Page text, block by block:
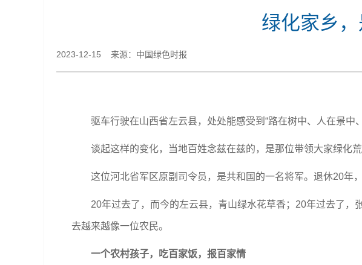
绿化家乡
2023-12-15 来源：中国绿色时报
驱车行驶在山西省左云县，处处能感受到“路在树中、人在景中
谈起这样的变化，当地百姓念兹在兹的，是那位带领大家绿化
这位河北省军区原副司令员，是共和国的一名将军。退休20年
20年过去了，而今的左云县，青山绿水花草香；20年过去了
去越来越像一位农民。
一个农村孩子，吃百家饭，报百家情